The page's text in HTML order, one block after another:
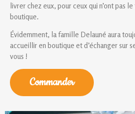
livrer chez eux, pour ceux qui n’ont pas
boutique.
Évidemment, la famille Delauné aura
accueillir en boutique et d’échanger sur
vous !
Commander